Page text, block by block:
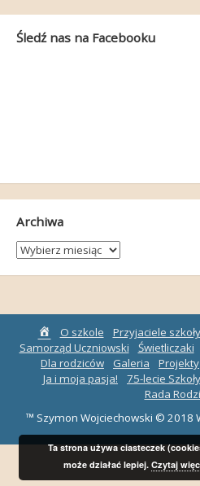
Śledź nas na Facebooku
Archiwa
Archiwa
Strona
główna
O szkole Przyjaciele szkoły
Samorząd Uczniowski
Świetliczaki
Dla rodziców
Galeria Projekty
Ja i moja pasja!
75-lecie Szkoły
Rada
™ Szymon Wojciechowski © 2018
Ta strona używa ciasteczek
może działać lepiej.Czytaj